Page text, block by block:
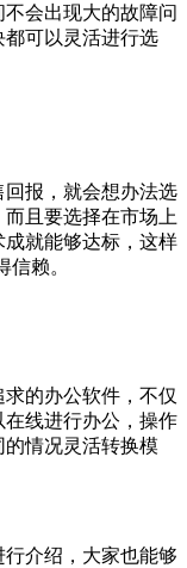
会出现大的故障问
可以灵活进行选
报，就会想办法选
且要选择在市场上
就能够达标，这样
赖。
的办公软件，不仅
线进行办公，操作
情况灵活转换模
介绍，大家也能够